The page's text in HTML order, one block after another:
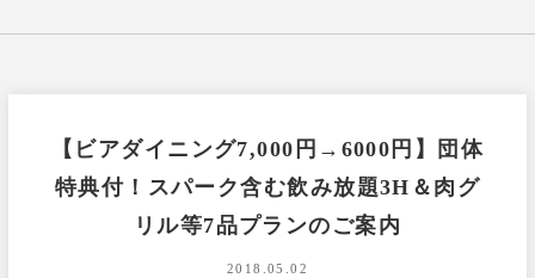
【ビアダイニング7,000円→6000円】団体
特典付！スパーク含む飲み放題3H＆肉グ
リル等7品プランのご案内
2018.05.02